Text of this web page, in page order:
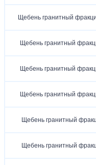
Щебень гранитный
Щебень гранитный
Щебень гранитный
Щебень гранитный
Щебень гранитный
Щебень гранитный